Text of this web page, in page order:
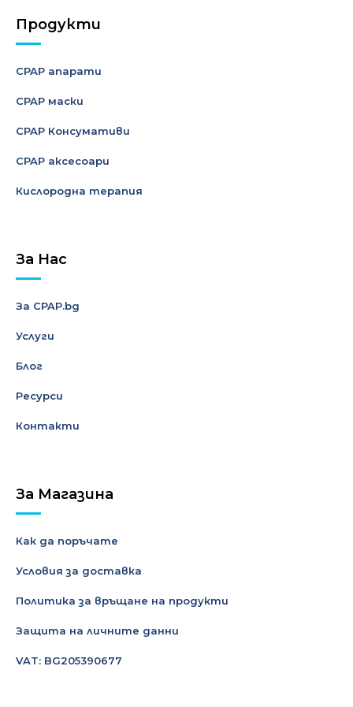
Продукти
CPAP апарати
CPAP маски
CPAP Консумативи
CPAP аксесоари
Кислородна терапия
За Нас
За CPAP.bg
Услуги
Блог
Ресурси
Контакти
За Магазина
Как да поръчате
Условия за доставка
Политика за връщане на продукти
Защита на личните данни
VAT: BG205390677